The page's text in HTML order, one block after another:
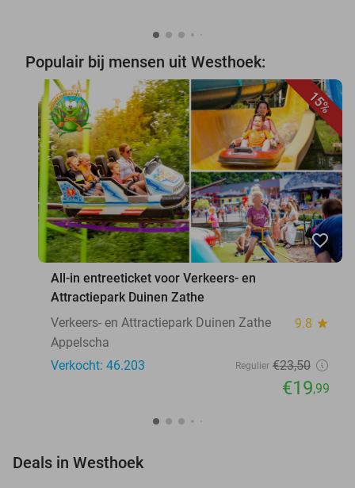
Populair bij mensen uit Westhoek:
15%
favorite_border
All-in entreeticket voor Verkeers- en
Attractiepark Duinen Zathe
Verkeers- en Attractiepark Duinen Zathe
9.8 star
Appelscha
Verkocht: 46.203
Regulier €23,50
€19,99
Deals in Westhoek